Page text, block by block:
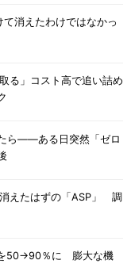
消えたわけではなかっ
る」コスト高で追い詰め
ら――ある日突然「ゼロ
えたはずの「ASP」 調
50→90％に 膨大な機